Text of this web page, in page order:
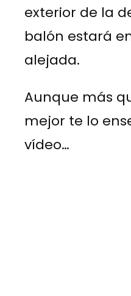
exterior de la
balón estará
alejada.
Aunque más
mejor te lo
vídeo…